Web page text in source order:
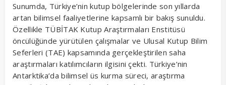
Sunumda, Türkiye’nin kutup bölgelerinde son yıllarda
artan bilimsel faaliyetlerine kapsamlı bir bakış sunuldu.
Özellikle TÜBİTAK Kutup Araştırmaları Enstitüsü
öncülüğünde yürütülen çalışmalar ve Ulusal Kutup Bilim
Seferleri (TAE) kapsamında gerçekleştirilen saha
araştırmaları katılımcıların ilgisini çekti. Türkiye’nin
Antarktika’da bilimsel üs kurma süreci, araştırma